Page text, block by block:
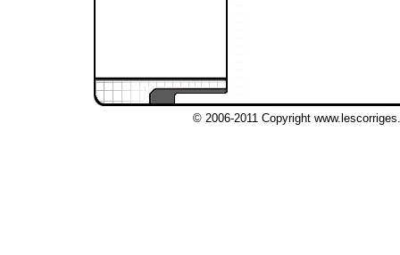
© 2006-2011 Copyright